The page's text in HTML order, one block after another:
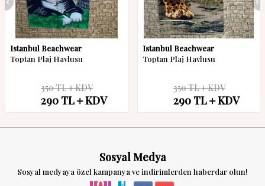
Istanbul Beachwear
Toptan Plaj Havlusu
350TL KDV
290 TL KDV
Istanbul Beachwear
Toptan Plaj Havlusu
350TL KDV
290TL KDV
Sosyal Medya
Sosyal medyaya özel kampanya ve indirimlerden haberdar olun!